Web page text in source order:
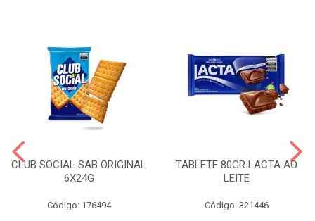
CLUB SOCIAL SAB ORIGINAL
6X24G
Código: 176494
TABLETE 80GR LACTA AO
LEITE
Código: 321446